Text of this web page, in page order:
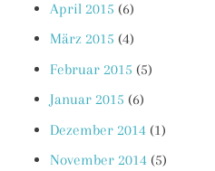
April 2015 (6)
März 2015 (4)
Februar 2015 (5)
Januar 2015 (6)
Dezember 2014 (1)
November 2014 (5)